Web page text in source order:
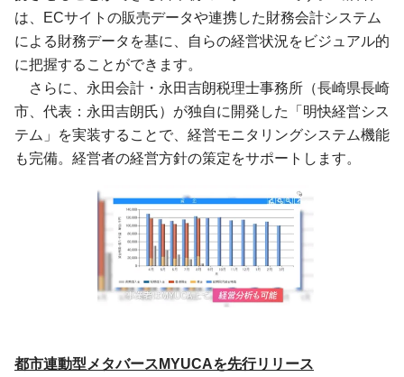
は、ECサイトの販売データや連携した財務会計システム
による財務データを基に、自らの経営状況をビジュアル的
に把握することができます。
さらに、永田会計・永田吉朗税理士事務所（長崎県長崎
市、代表：永田吉朗氏）が独自に開発した「明快経営シス
テム」を実装することで、経営モニタリングシステム機能
も完備。経営者の経営方針の策定をサポートします。
都市連動型メタバースMYUCAを先行リリース